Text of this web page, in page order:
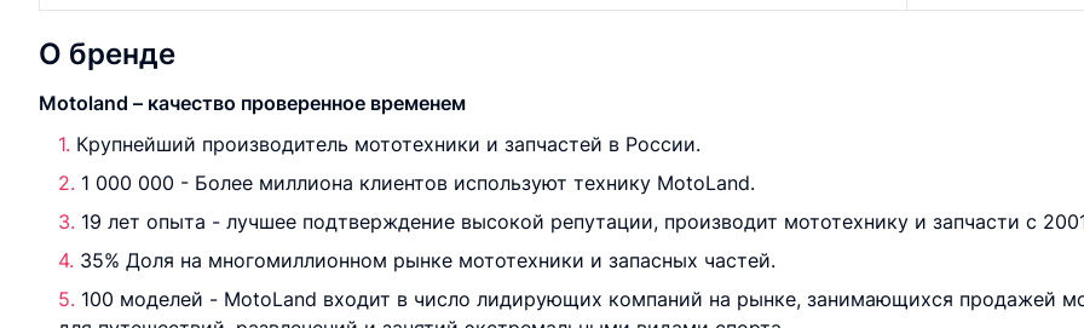
О бренде
Motoland – качество проверенное временем
Крупнейший производитель мототехники и запчастей в России.
1 000 000 - Более миллиона клиентов используют технику MotoLand.
19 лет опыта - лучшее подтверждение высокой репутации, производит мототехнику и запчасти с
35% Доля на многомиллионном рынке мототехники и запасных частей.
100 моделей - MotoLand входит в число лидирующих компаний на рынке, занимающихся продажей